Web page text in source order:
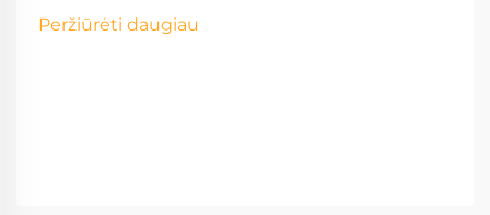
Peržiūrėti daugiau